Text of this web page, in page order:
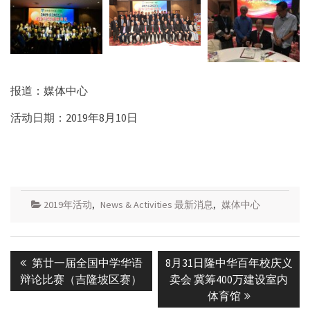
报道：媒体中心
活动日期：2019年8月10日
2019年活动, News & Activities 最新消息, 媒体中心
navigation
Previous
post:
第廿一届全国中学华语
辩论比赛（吉隆坡区赛）
Next
post:
8月31日隆中华百年校庆义
卖会 冀筹400万建设室内
体育馆